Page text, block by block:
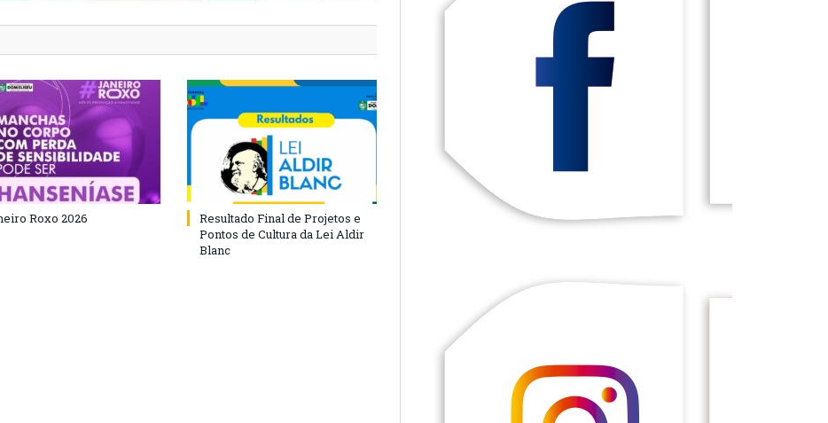
Roxo 2026
Resultado Final de Projetos e
Pontos de Cultura da Lei Aldir
Blanc